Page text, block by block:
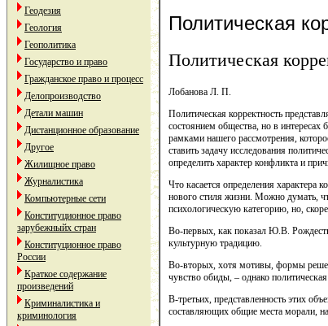
Геодезия
Геология
Геополитика
Государство и право
Гражданское право и процесс
Делопроизводство
Детали машин
Дистанционное образование
Другое
Жилищное право
Журналистика
Компьютерные сети
Конституционное право
зарубежныйх стран
Конституционное право
России
Краткое содержание
произведений
Криминалистика и
криминология
Политическая
Политическая
Лобанова Л. П.
Политическая корректность
состоянием общества, но в интересах
рамками нашего рассмотрения,
ставить задачу исследования
определить характер конфликта и
Что касается определения характера
нового стиля жизни. Можно думать,
психологическую категорию, но,
Во-первых, как показал Ю.В.
культурную традицию.
Во-вторых, хотя мотивы, формы
чувство обиды, – однако
В-третьих, представленность этих
составляющих общие места морали,